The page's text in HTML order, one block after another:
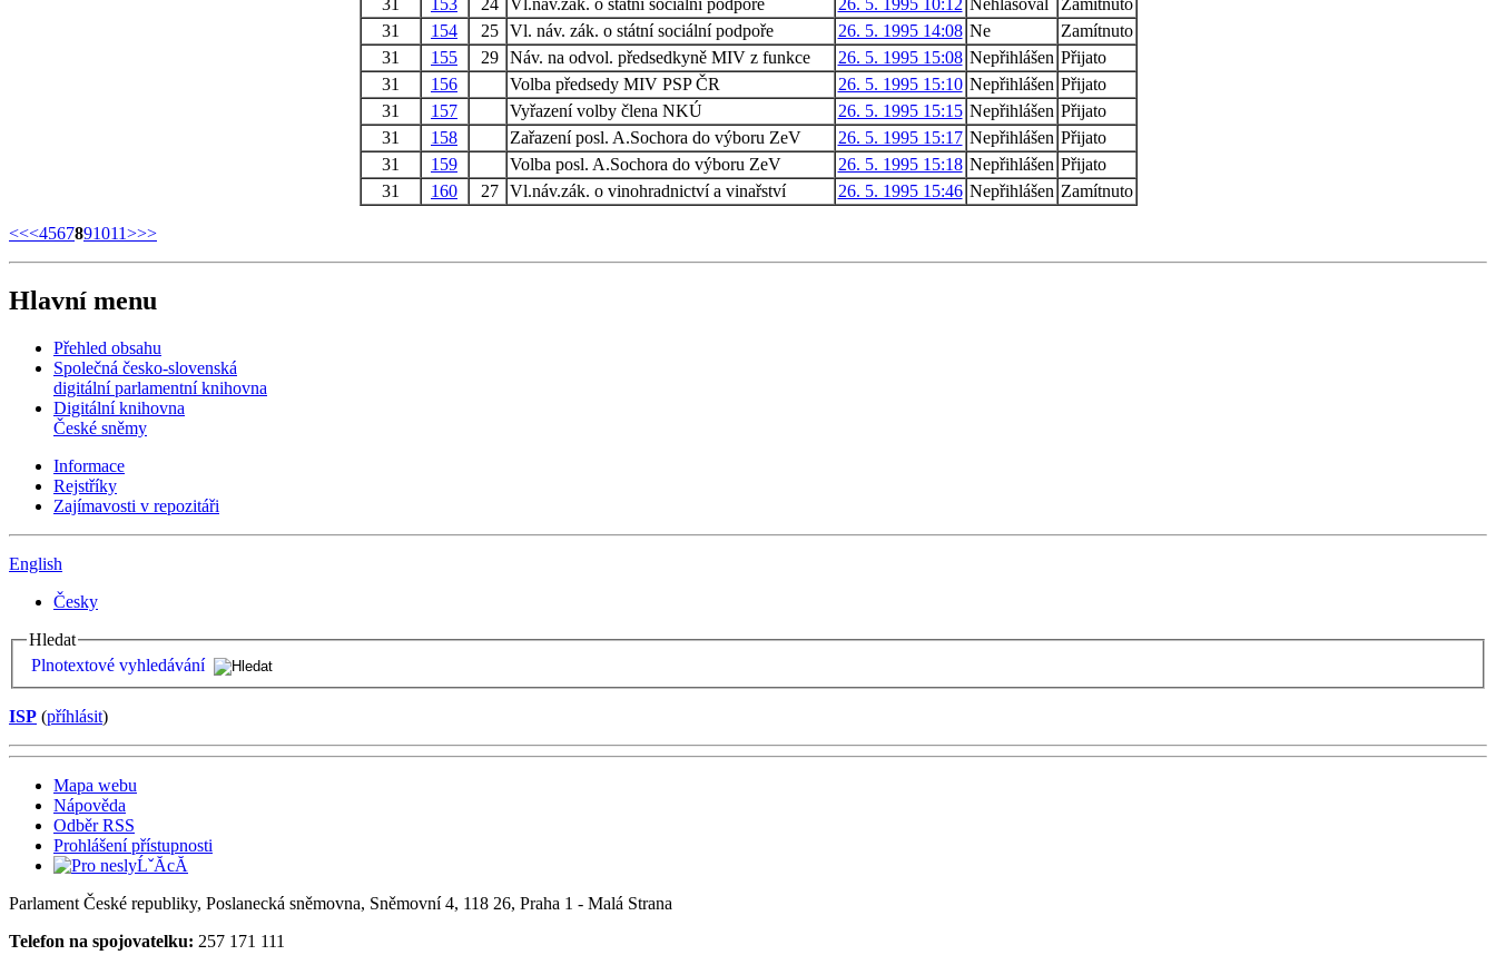
31
154 25 Vl. náv. zák. o státní sociální podpoře 26. 5. 1995 14:08 Ne
Zamítnuto
31
155 29 Náv. na odvol. předsedkyně MIV z funkce 26. 5. 1995 15:08 Nepřihlášen Přijato
31
156 Volba předsedy MIV PSP ČR 26. 5. 1995 15:10 Nepřihlášen Přijato
31
157 Vyřazení volby člena NKÚ 26. 5. 1995 15:15 Nepřihlášen Přijato
31
158 Zařazení posl. A.Sochora do výboru ZeV 26. 5. 1995 15:17 Nepřihlášen Přijato
31
159 Volba posl. A.Sochora do výboru ZeV 26. 5. 1995 15:18 Nepřihlášen Přijato
31
160 27 Vl.náv.zák. o vinohradnictví a vinařství 26. 5. 1995 15:46 Nepřihlášen Zamítnuto
<<<4567891011>>>
Hlavní menu
Přehled obsahu
Společná česko-slovenská
digitální parlamentní knihovna
Digitální knihovna
České sněmy
Informace
Rejstříky
Zajímavosti v repozitáři
English
Česky
Hledat
Plnotextové vyhledávání
ISP (příhlásit)
Mapa webu
Nápověda
Odběr RSS
Prohlášení přístupnosti
Parlament České republiky, Poslanecká sněmovna, Sněmovní 4, 118 26, Praha 1 - Malá Strana
Telefon na spojovatelku: 257 171 111